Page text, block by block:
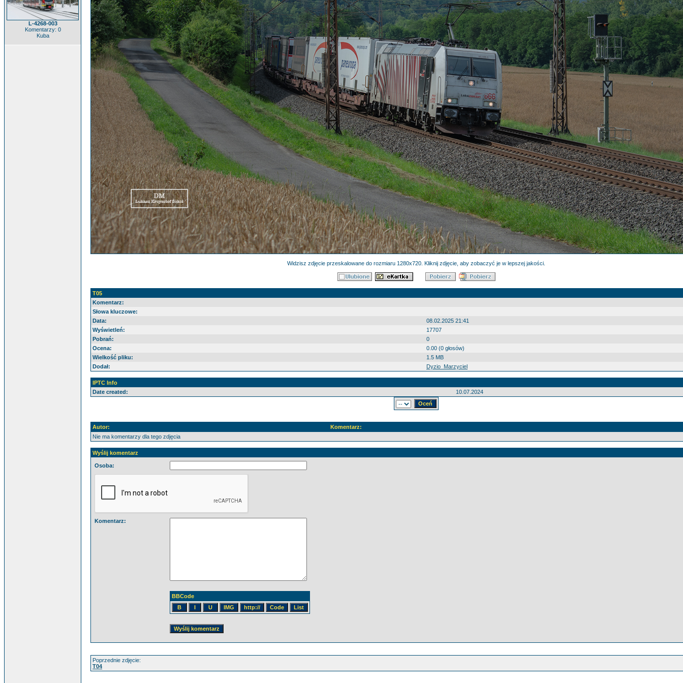
L-4268-003
Komentarzy: 0
Kuba
Widzisz zdjęcie przeskalowane do rozmiaru 1280x720. Kliknij zdjęcie, aby zobaczyć je w lepszej jakości.
T05
Komentarz:
Słowa kluczowe:
Data:
08.02.2025 21:41
Wyświetleń:
17707
Pobrań:
0
Ocena:
0.00 (0 głosów)
Wielkość pliku:
1.5 MB
Dodał:
Dyzio_Marzyciel
IPTC Info
Date created:
10.07.2024
Autor:
Komentarz:
Nie ma komentarzy dla tego zdjęcia
Wyślij komentarz
Osoba:
Komentarz:
BBCode
Poprzednie zdjęcie:
T04